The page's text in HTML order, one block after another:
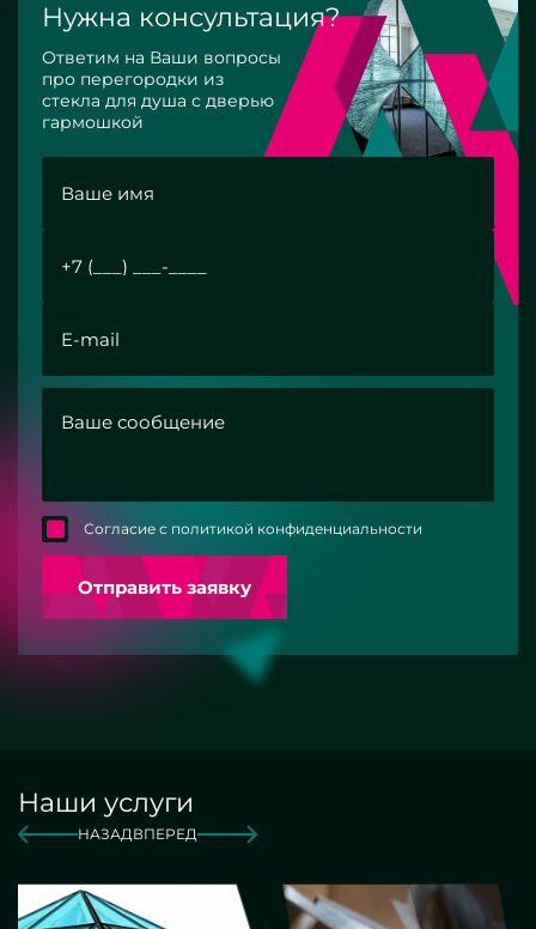
Нужна консультация?
Ответим на Ваши вопросы
про перегородки из
стекла для душа с дверью
гармошкой
Согласие с политикой конфиденциальности
Отправить заявку
Наши услуги
НАЗАДВПЕРЕД